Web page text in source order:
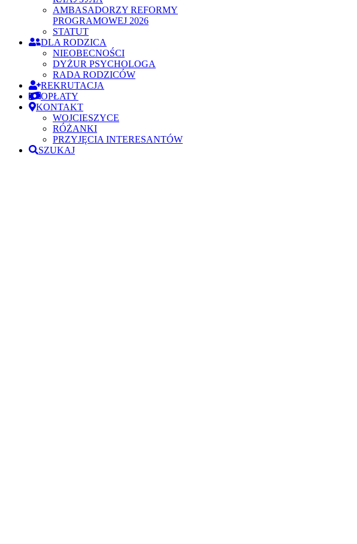
AMBASADORZY REFORMY
PROGRAMOWEJ 2026
STATUT
DLA RODZICA
NIEOBECNOŚCI
DYŻUR PSYCHOLOGA
RADA RODZICÓW
REKRUTACJA
OPŁATY
KONTAKT
WOJCIESZYCE
RÓŻANKI
PRZYJĘCIA INTERESANTÓW
SZUKAJ